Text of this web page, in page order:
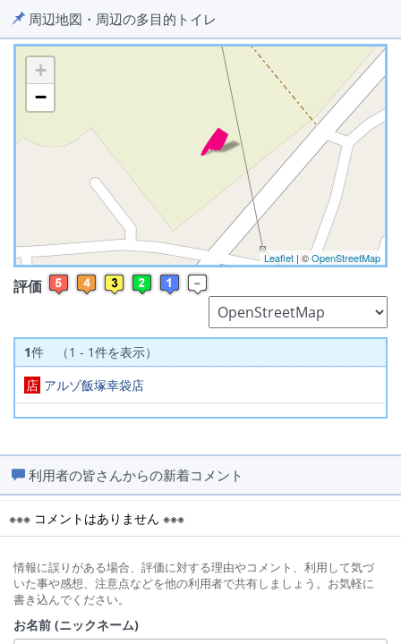
周辺地図・周辺の多目的トイレ
※ マップを検索、表示中です ※
+
−
Leaflet | ©OpenStreetMap
評価
1件 （1 - 1件を表示）
店 アルゾ飯塚幸袋店
利用者の皆さんからの新着コメント
※※※ コメントはありません ※※※
情報に誤りがある場合、評価に対する理由やコメント、利用して気づ
いた事や感想、注意点などを他の利用者で共有しましょう。お気軽に
書き込んでください。
お名前 (ニックネーム)